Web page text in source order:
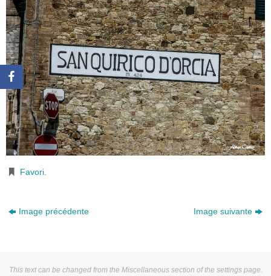
Favori
Image précédente Image suivante
This text can be changed from the Miscellaneous section of the settings page.